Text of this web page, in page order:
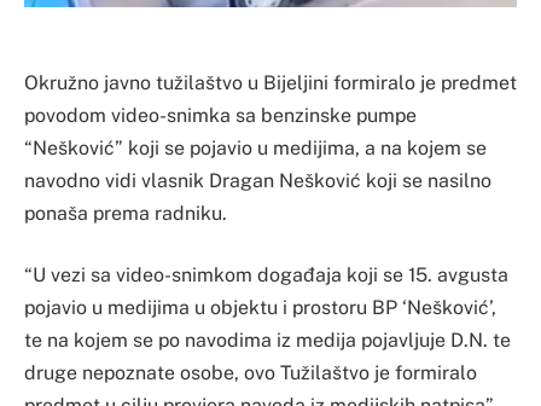
Okružno javno tužilaštvo u Bijeljini formiralo je predmet
povodom video-snimka sa benzinske pumpe
“Nešković” koji se pojavio u medijima, a na kojem se
navodno vidi vlasnik Dragan Nešković koji se nasilno
ponaša prema radniku.
“U vezi sa video-snimkom događaja koji se 15. avgusta
pojavio u medijima u objektu i prostoru BP ‘Nešković’,
te na kojem se po navodima iz medija pojavljuje D.N. te
druge nepoznate osobe, ovo Tužilaštvo je formiralo